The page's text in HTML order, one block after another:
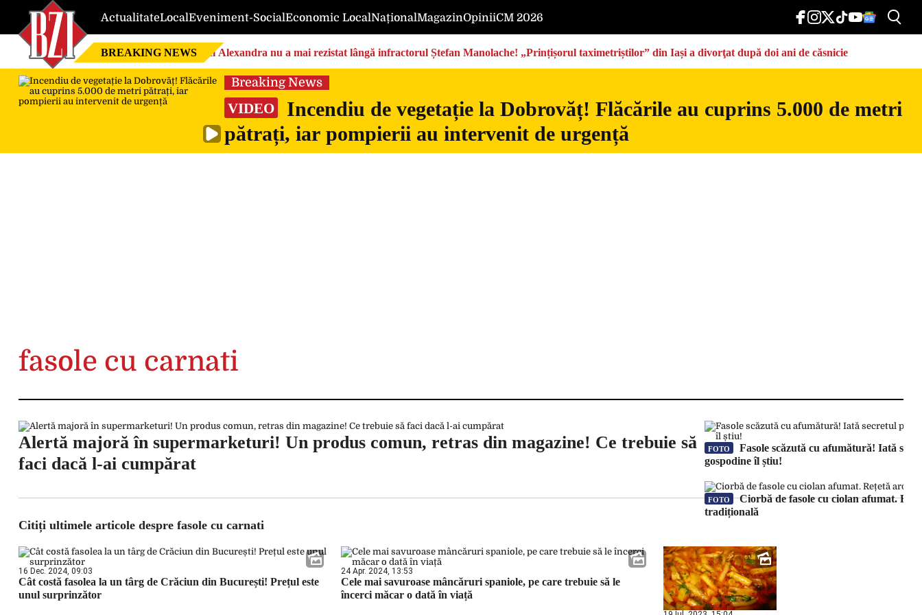
ActualitateLocalEveniment-SocialEconomic LocalNaționalMagazinOpiniiCM 2026
BREAKING NEWS Nici Alexandra nu a mai rezistat lângă infractorul Ștefan Manolache! „Prințișorul taximetriștilor” din Iași a divorţat după doi ani de căsnicie
Breaking News
VIDEO
Incendiu de vegetație la Dobrovăț! Flăcările au cuprins 5.000 de metri
pătrați, iar pompierii au intervenit de urgență
fasole cu carnati
Alertă majoră în supermarketuri! Un produs comun, retras din magazine! Ce trebuie să
faci dacă l-ai cumpărat
FOTO
Fasole scăzută cu afumătură! Iată
gospodine îl știu!
FOTO
Ciorbă de fasole cu ciolan afumat.
tradițională
Citiți ultimele articole despre fasole cu carnati
16 Dec. 2024, 09:03
Cât costă fasolea la un târg de Crăciun din București! Prețul este
unul surprinzător
24 Apr. 2024, 13:53
Cele mai savuroase mâncăruri spaniole, pe care trebuie să le
încerci măcar o dată în viață